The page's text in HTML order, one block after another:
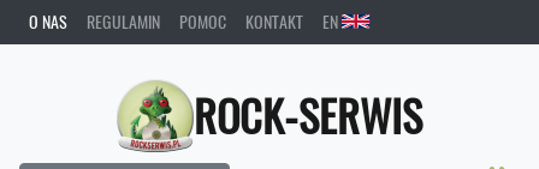
O NAS REGULAMIN POMOC KONTAKT EN
ROCK-SERWIS